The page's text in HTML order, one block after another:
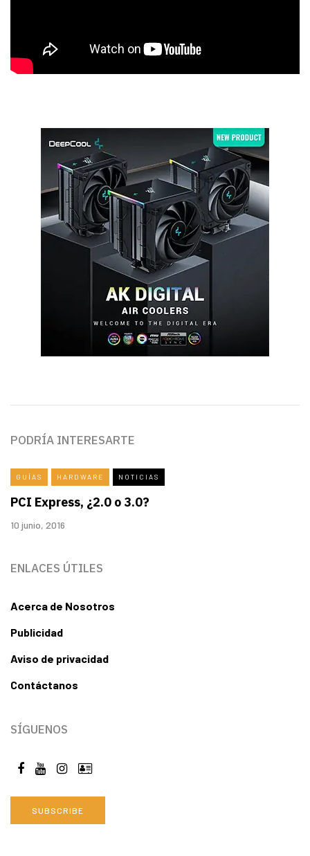
PODRÍA INTERESARTE
GUÍAS HARDWARE NOTICIAS
PCI Express, ¿2.0 o 3.0?
10 junio, 2016
ENLACES ÚTILES
Acerca de Nosotros
Publicidad
Aviso de privacidad
Contáctanos
SÍGUENOS
SUBSCRIBE